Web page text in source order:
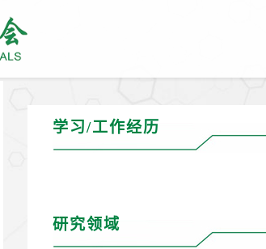
学习/工作经历
研究领域